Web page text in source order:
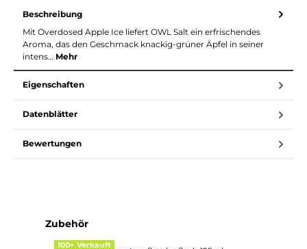
Beschreibung
Mit Overdosed Apple Ice liefert OWL Salt ein erfrischendes
Aroma, das den Geschmack knackig-grüner Äpfel in seiner
intens… Mehr
Eigenschaften
Datenblätter
Bewertungen
Produktgalerie überspringen
Zubehör
100+ Verkauft